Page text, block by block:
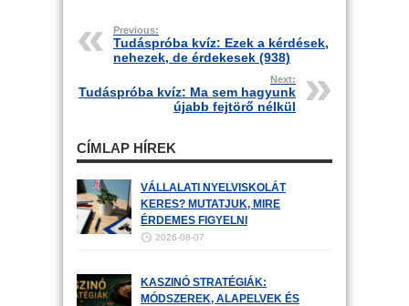
Previous:
Tudáspróba kvíz: Ezek a kérdések,
nehezek, de érdekesek (938)
Next:
Tudáspróba kvíz: Ma sem hagyunk
újabb fejtörő nélkül
CÍMLAP HÍREK
VÁLLALATI NYELVISKOLÁT
KERES? MUTATJUK, MIRE
ÉRDEMES FIGYELNI
2026-08-07
KASZINÓ STRATÉGIÁK:
MÓDSZEREK, ALAPELVEK ÉS